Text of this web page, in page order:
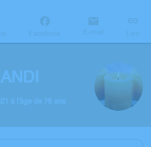
Facebook E-mail Lien
à l'âge de 76 ans